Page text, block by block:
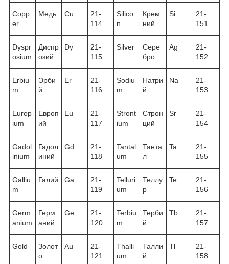
Copp
er
Медь Cu
21-
114
Silico
n
Крем
ний
Si
21-
151
Dyspr
osium
Диспр
озий
Dy
21-
115
Silver
Сере
бро
Ag
21-
152
Erbiu
m
Эрби
й
Er
21-
116
Sodiu
m
Натри
й
Na
21-
153
Europ
ium
Европ
ий
Eu
21-
117
Stront
ium
Строн
ций
Sr
21-
154
Gadol
inium
Гадол
иний
Gd
21-
118
Tantal
um
Танта
л
Ta
21-
155
Galliu
m
Галий Ga
21-
119
Telluri
um
Теллу
р
Te
21-
156
Germ
anium
Герм
аний
Ge
21-
120
Terbiu
m
Терби
й
Tb
21-
157
Gold
Золот
о
Au
21-
121
Thalli
um
Талли
й
Tl
21-
158